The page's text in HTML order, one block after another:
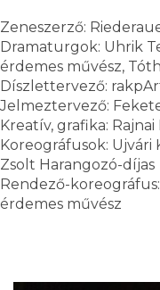
Zeneszerző:
Dramaturgok: Uhrik
érdemes művész,
Díszlettervező:
Jelmeztervező:
Kreatív, grafika: Rajnai
Koreográfusok: Ujvári
Zsolt Harangozó-díjas
Rendező-
érdemes művész